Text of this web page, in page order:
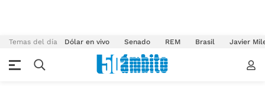
Temas del día Dólar en vivo Senado REM Brasil Javier